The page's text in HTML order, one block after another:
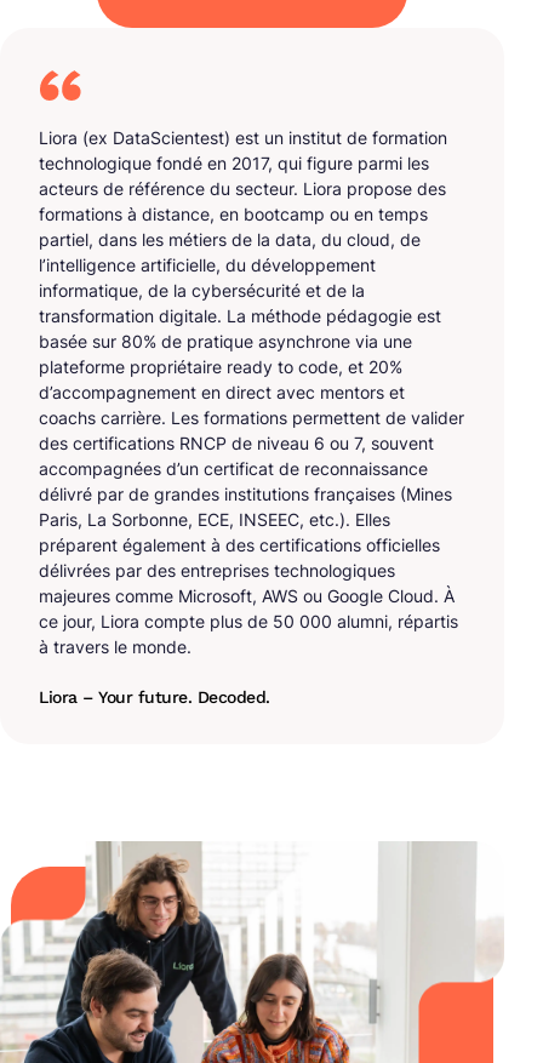
Liora (ex DataScientest) est un institut de formation
technologique fondé en 2017, qui figure parmi les
acteurs de référence du secteur. Liora propose des
formations à distance, en bootcamp ou en temps
partiel, dans les métiers de la data, du cloud, de
l’intelligence artificielle, du développement
informatique, de la cybersécurité et de la
transformation digitale. La méthode pédagogie est
basée sur 80% de pratique asynchrone via une
plateforme propriétaire ready to code, et 20%
d’accompagnement en direct avec mentors et
coachs carrière. Les formations permettent de valider
des certifications RNCP de niveau 6 ou 7, souvent
accompagnées d’un certificat de reconnaissance
délivré par de grandes institutions françaises (Mines
Paris, La Sorbonne, ECE, INSEEC, etc.). Elles
préparent également à des certifications officielles
délivrées par des entreprises technologiques
majeures comme Microsoft, AWS ou Google Cloud. À
ce jour, Liora compte plus de 50 000 alumni, répartis
à travers le monde.
Liora – Your future. Decoded.